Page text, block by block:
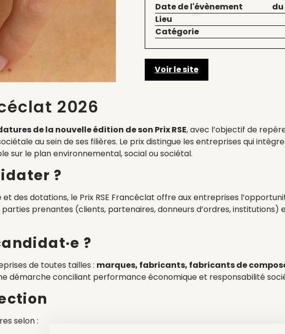
Date de l'évènement
du
Lieu
Catégorie
Voir le site
2026
de la nouvelle édition de son Prix RSE, avec l’objectif de
au sein de ses filières. Le prix distingue les entreprises qui
sur le plan environnemental, social ou sociétal.
?
des dotations, le Prix RSE Francéclat offre aux entreprises
prenantes (clients, partenaires, donneurs d’ordres,
?
de toutes tailles : marques, fabricants, fabricants de
démarche conciliant performance économique et responsabilité
selon :